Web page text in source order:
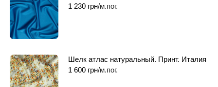
1 230 грн/м.пог.
Шелк атлас натуральный. Принт. Италия
1 600 грн/м.пог.